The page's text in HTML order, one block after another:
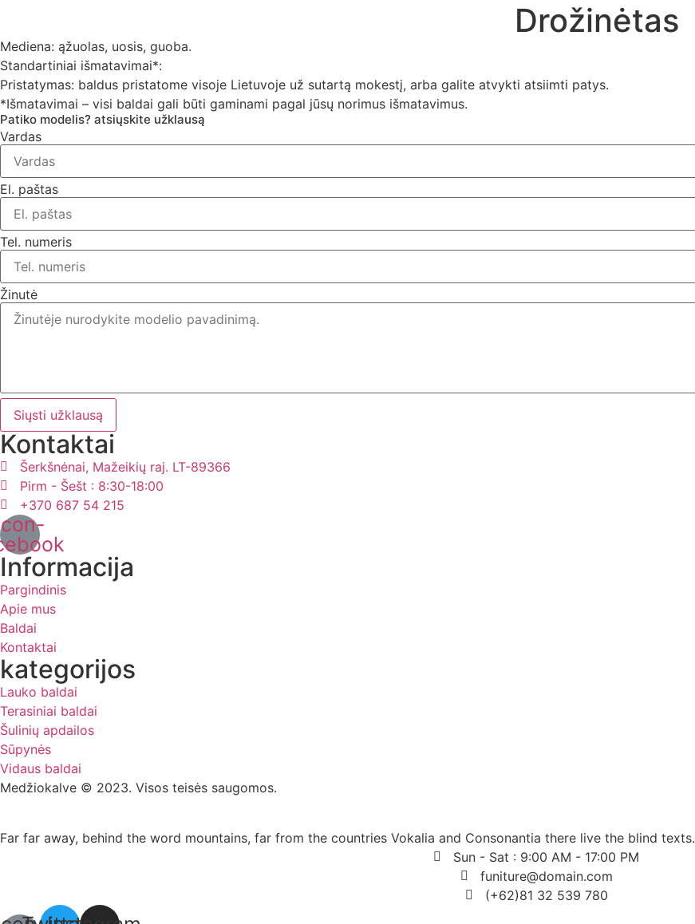
Drožinėtas
Mediena: ąžuolas, uosis, guoba.
Standartiniai išmatavimai*:
Pristatymas: baldus pristatome visoje Lietuvoje už sutartą mokestį, arba galite atvykti atsiimti patys.
*Išmatavimai – visi baldai gali būti gaminami pagal jūsų norimus išmatavimus.
Patiko modelis? atsiųskite užklausą
Vardas
El. paštas
Tel. numeris
Žinutė
Siųsti užklausą
Kontaktai
Šerkšnėnai, Mažeikių raj. LT-89366
Pirm - Šešt : 8:30-18:00
+370 687 54 215
Informacija
Pargindinis
Apie mus
Baldai
Kontaktai
kategorijos
Lauko baldai
Terasiniai baldai
Šulinių apdailos
Sūpynės
Vidaus baldai
Medžiokalve © 2023. Visos teisės saugomos.
Far far away, behind the word mountains, far from the countries Vokalia and Consonantia there live the blind texts.
Sun - Sat : 9:00 AM - 17:00 PM
funiture@domain.com
(+62)81 32 539 780